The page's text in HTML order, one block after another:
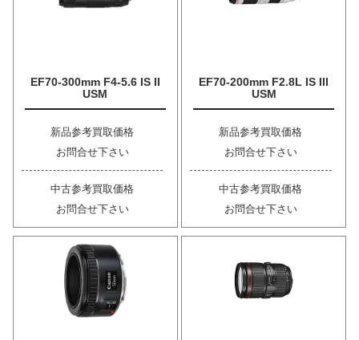
EF70-300mm F4-5.6 IS II
USM
新品参考買取価格
お問合せ下さい
中古参考買取価格
お問合せ下さい
EF70-200mm F2.8L IS III
USM
新品参考買取価格
お問合せ下さい
中古参考買取価格
お問合せ下さい